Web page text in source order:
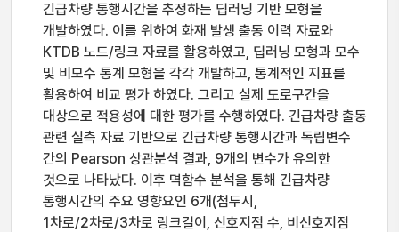
긴급차량 통행시간을 추정하는 딥러닝 기반 모형을
개발하였다. 이를 위하여 화재 발생 출동 이력 자료와
KTDB 노드/링크 자료를 활용하였고, 딥러닝 모형과 모수
및 비모수 통계 모형을 각각 개발하고, 통계적인 지표를
활용하여 비교 평가 하였다. 그리고 실제 도로구간을
대상으로 적용성에 대한 평가를 수행하였다. 긴급차량 출동
관련 실측 자료 기반으로 긴급차량 통행시간과 독립변수
간의 Pearson 상관분석 결과, 9개의 변수가 유의한
것으로 나타났다. 이후 멱함수 분석을 통해 긴급차량
통행시간의 주요 영향요인 6개(첨두시,
1차로/2차로/3차로 링크길이, 신호지점 수, 비신호지점